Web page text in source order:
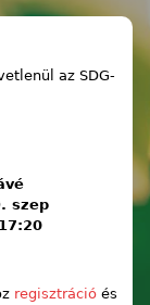
az SDG-
szep
regisztrációés